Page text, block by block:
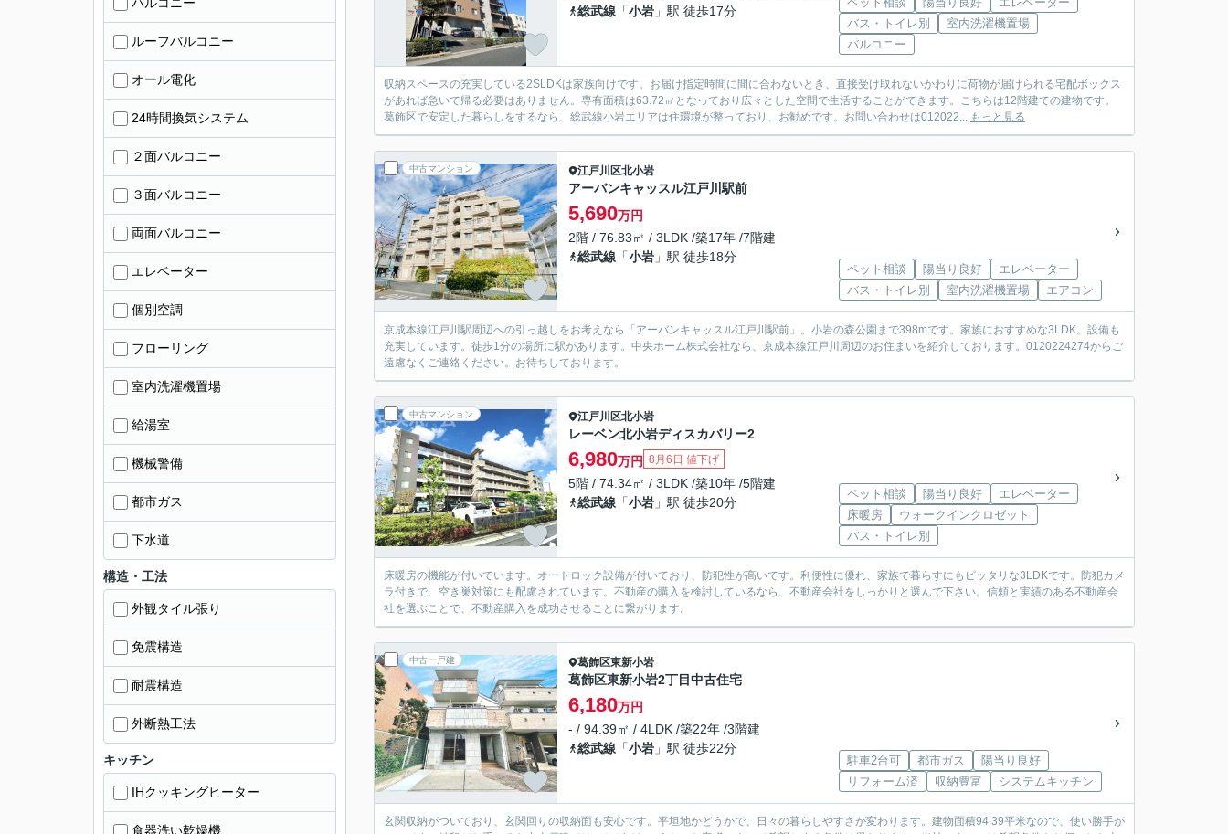
総武線 「小岩 」駅 徒歩17分
バス・トイレ別
室内洗濯機置場
バルコニー
収納スペースの充実している2SLDKは家族向けです。お届け指定時間に間に合わないとき、直接受け取れないかわりに荷物が届けられる宅配ボックス
があれば急いで帰る必要はありません。専有面積は63.72㎡となっており広々とした空間で生活することができます。こちらは12階建ての建物です。
葛飾区で安定した暮らしをするなら、総武線小岩エリアは住環境が整っており、お勧めです。お問い合わせは012022... もっと見る
中古マンション 江戸川区北小岩
アーバンキャッスル江戸川駅前
5,690万円
2階 / 76.83㎡ / 3LDK /築17年 /7階建
総武線 「小岩 」駅 徒歩18分
ペット相談 陽当り良好
エレベーター
バス・トイレ別
室内洗濯機置場 エアコン
京成本線江戸川駅周辺への引っ越しをお考えなら「アーバンキャッスル江戸川駅前」。小岩の森公園まで398mです。家族におすすめな3LDK。設備も
充実しています。徒歩1分の場所に駅があります。中央ホーム株式会社なら、京成本線江戸川周辺のお住まいを紹介しております。0120224274からご
遠慮なくご連絡ください。お待ちしております。
中古マンション 江戸川区北小岩
レーベン北小岩ディスカバリー2
6,980万円 8月6日 値下げ
5階 / 74.34㎡ / 3LDK /築10年 /5階建
総武線 「小岩 」駅 徒歩20分
ペット相談 陽当り良好
エレベーター
床暖房
ウォークインクロゼット
バス・トイレ別
床暖房の機能が付いています。オートロック設備が付いており、防犯性が高いです。利便性に優れ、家族で暮らすにもピッタリな3LDKです。防犯カメ
ラ付きで、空き巣対策にも配慮されています。不動産の購入を検討しているなら、不動産会社をしっかりと選んで下さい。信頼と実績のある不動産会
社を選ぶことで、不動産購入を成功させることに繋がります。
中古一戸建 葛飾区東新小岩
葛飾区東新小岩2丁目中古住宅
6,180万円
- / 94.39㎡ / 4LDK /築22年 /3階建
総武線 「小岩 」駅 徒歩22分
駐車2台可 都市ガス
陽当り良好
リフォーム済
収納豊富 システムキッチン
玄関収納がついており、玄関回りの収納面も安心です。平坦地かどうかで、日々の暮らしやすさが変わります。建物面積94.39平米なので、使い勝手が
ルーフバルコニー
オール電化
24時間換気システム
２面バルコニー
３面バルコニー
両面バルコニー
エレベーター
個別空調
フローリング
室内洗濯機置場
給湯室
機械警備
都市ガス
下水道
構造・工法
外観タイル張り
免震構造
耐震構造
外断熱工法
キッチン
IHクッキングヒーター
食器洗い乾燥機